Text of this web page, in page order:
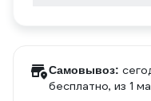
Самовывоз:
бесплатно, из 1